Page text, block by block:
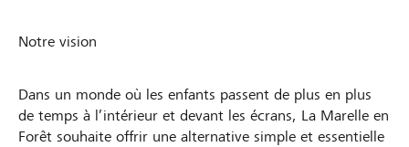
Notre vision
Dans un monde où les enfants passent de plus en plus
de temps à l’intérieur et devant les écrans, La Marelle en
Forêt souhaite offrir une alternative simple et essentielle